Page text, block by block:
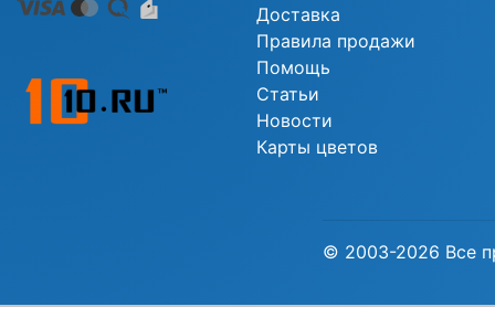
Доставка
Правила продажи
Помощь
Статьи
Новости
Карты цветов
© 2003-2026 Все